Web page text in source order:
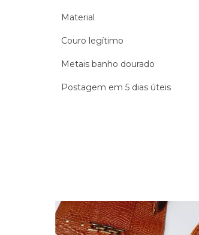
Material
Couro legítimo
Metais banho dourado
Postagem em 5 dias úteis